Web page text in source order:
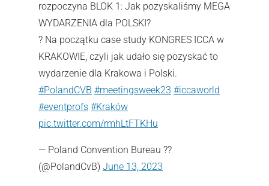
rozpoczyna BLOK 1: Jak pozyskaliśmy MEGA
WYDARZENIA dla POLSKI?
? Na początku case study KONGRES ICCA w
KRAKOWIE, czyli jak udało się pozyskać to
wydarzenie dla Krakowa i Polski.
#PolandCVB #meetingsweek23 #iccaworld
#eventprofs #Kraków
pic.twitter.com/rmhLtFTKHu
— Poland Convention Bureau ??
(@PolandCvB) June 13, 2023